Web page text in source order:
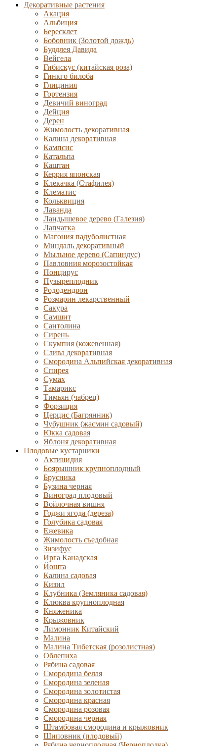
Декоративные растения
Акация
Альбиция
Бересклет
Бобовник (Золотой дождь)
Буддлея Давида
Вейгела
Гибискус (китайская роза)
Гинкго билоба
Глициния
Гортензия
Девичий виноград
Дейция
Дерен
Жимолость декоративная
Калина декоративная
Кампсис
Катальпа
Каштан
Керрия японская
Клекачка (Стафилея)
Клематис
Кольквиция
Лаванда
Ландышевое дерево (Галезия)
Лапчатка
Магония падуболистная
Миндаль декоративный
Мыльное дерево (Сапиндус)
Павловния морозостойкая
Понцирус
Пузыреплодник
Рододендрон
Розмарин лекарственный
Сакура
Самшит
Сантолина
Сирень
Скумпия (кожевенная)
Слива декоративная
Смородина Альпийская декоративная
Спирея
Сумах
Тамарикс
Тимьян (чабрец)
Форзиция
Церцис (Багрянник)
Чубушник (жасмин садовый)
Юкка садовая
Яблоня декоративная
Плодовые кустарники
Актинидия
Боярышник крупноплодный
Брусника
Бузина черная
Виноград плодовый
Войлочная вишня
Годжи ягода (дереза)
Голубика садовая
Ежевика
Жимолость съедобная
Зизифус
Ирга Канадская
Йошта
Калина садовая
Кизил
Клубника (Земляника садовая)
Клюква крупноплодная
Княженика
Крыжовник
Лимонник Китайский
Малина
Малина Тибетская (розолистная)
Облепиха
Рябина садовая
Смородина белая
Смородина зеленая
Смородина золотистая
Смородина красная
Смородина розовая
Смородина черная
Штамбовая смородина и крыжовник
Шиповник (плодовый)